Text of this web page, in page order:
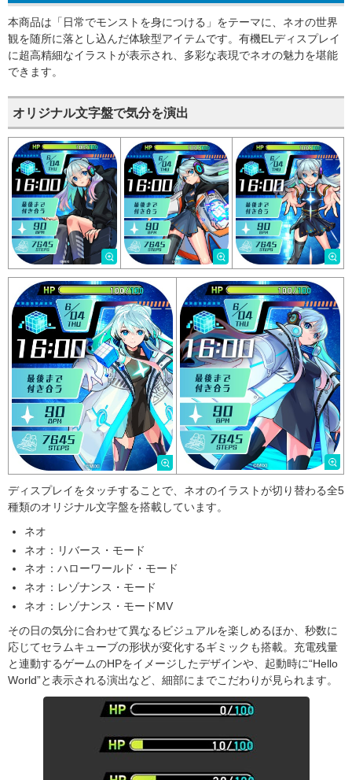
本商品は「日常でモンストを身につける」をテーマに、ネオの世界
観を随所に落とし込んだ体験型アイテムです。有機ELディスプレイ
に超高精細なイラストが表示され、多彩な表現でネオの魅力を堪能
できます。
オリジナル文字盤で気分を演出
ディスプレイをタッチすることで、ネオのイラストが切り替わる全5
種類のオリジナル文字盤を搭載しています。
ネオ
ネオ：リバース・モード
ネオ：ハローワールド・モード
ネオ：レゾナンス・モード
ネオ：レゾナンス・モードMV
その日の気分に合わせて異なるビジュアルを楽しめるほか、秒数に
応じてセラムキューブの形状が変化するギミックも搭載。充電残量
と連動するゲームのHPをイメージしたデザインや、起動時に“Hello
World”と表示される演出など、細部にまでこだわりが見られます。